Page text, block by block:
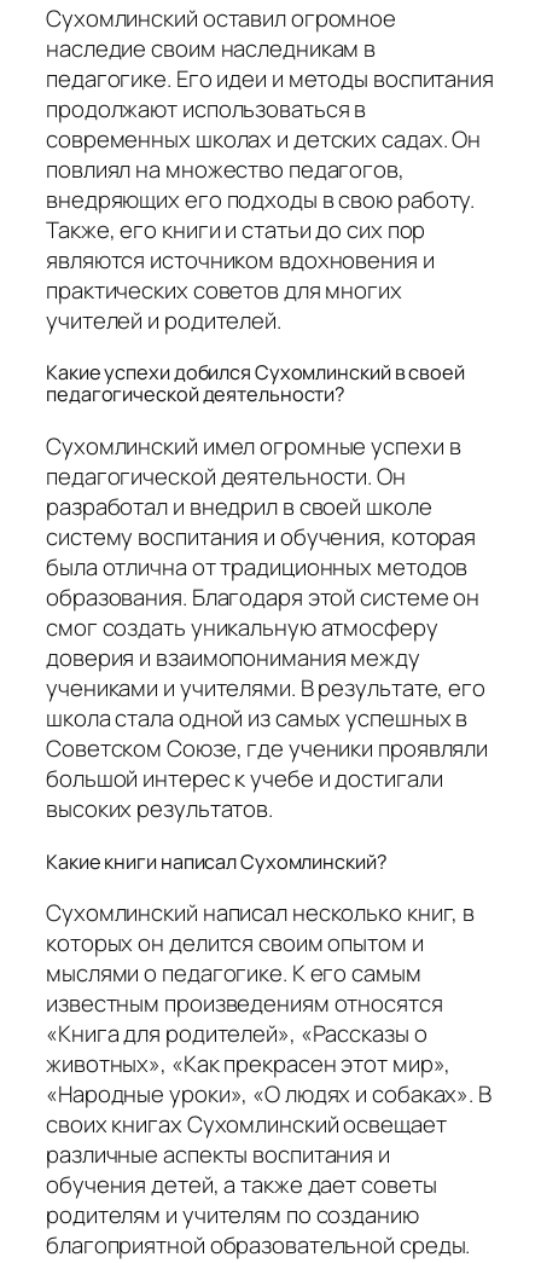
Сухомлинский оставил огромное
наследие своим наследникам в
педагогике. Его идеи и методы воспитания
продолжают использоваться в
современных школах и детских садах. Он
повлиял на множество педагогов,
внедряющих его подходы в свою работу.
Также, его книги и статьи до сих пор
являются источником вдохновения и
практических советов для многих
учителей и родителей.
Какие успехи добился Сухомлинский в своей
педагогической деятельности?
Сухомлинский имел огромные успехи в
педагогической деятельности. Он
разработал и внедрил в своей школе
систему воспитания и обучения, которая
была отлична от традиционных методов
образования. Благодаря этой системе он
смог создать уникальную атмосферу
доверия и взаимопонимания между
учениками и учителями. В результате, его
школа стала одной из самых успешных в
Советском Союзе, где ученики проявляли
большой интерес к учебе и достигали
высоких результатов.
Какие книги написал Сухомлинский?
Сухомлинский написал несколько книг, в
которых он делится своим опытом и
мыслями о педагогике. К его самым
известным произведениям относятся
«Книга для родителей», «Рассказы о
животных», «Как прекрасен этот мир»,
«Народные уроки», «О людях и собаках». В
своих книгах Сухомлинский освещает
различные аспекты воспитания и
обучения детей, а также дает советы
родителям и учителям по созданию
благоприятной образовательной среды.